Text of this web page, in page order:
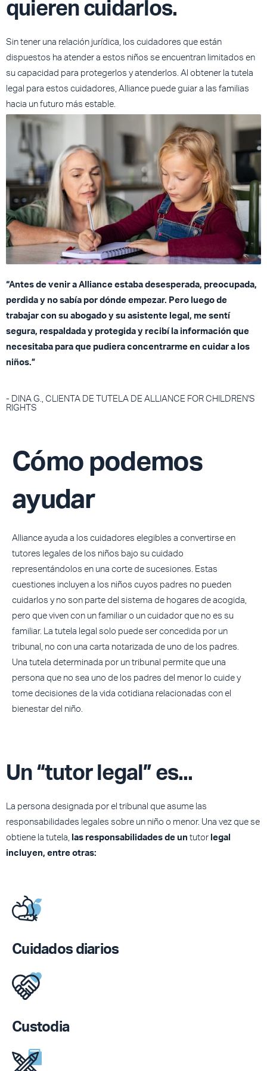
quieren cuidarlos.​
Sin tener una relación jurídica, los cuidadores que están
dispuestos ha atender a estos niños se encuentran limitados en
su capacidad para protegerlos y atenderlos. Al obtener la tutela
legal para estos cuidadores, Alliance puede guiar a las familias
hacia un futuro más estable.
“Antes de venir a Alliance estaba desesperada, preocupada,
perdida y no sabía por dónde empezar. Pero luego de
trabajar con su abogado y su asistente legal, me sentí
segura, respaldada y protegida y recibí la información que
necesitaba para que pudiera concentrarme en cuidar a los
niños.”
- DINA G., CLIENTA DE TUTELA DE ALLIANCE FOR CHILDREN'S
RIGHTS​
Cómo podemos
ayudar
Alliance ayuda a los cuidadores elegibles a convertirse en
tutores legales de los niños bajo su cuidado
representándolos en una corte de sucesiones. Estas
cuestiones incluyen a los niños cuyos padres no pueden
cuidarlos y no son parte del sistema de hogares de acogida,
pero que viven con un familiar o un cuidador que no es su
familiar. La tutela legal solo puede ser concedida por un
tribunal, no con una carta notarizada de uno de los padres.
Una tutela determinada por un tribunal permite que una
persona que no sea uno de los padres del menor lo cuide y
tome decisiones de la vida cotidiana relacionadas con el
bienestar del niño.
Un “tutor legal” es...
La persona designada por el tribunal que asume las
responsabilidades legales sobre un niño o menor. Una vez que se
obtiene la tutela,
las responsabilidades de un tutor legal
incluyen, entre otras:
Cuidados diarios
Custodia